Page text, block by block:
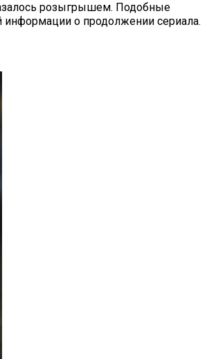
розыгрышем. Подобные
информации о продолжении сериала.